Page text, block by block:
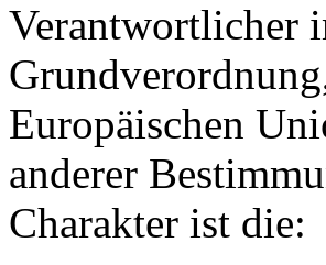
Verantwortlicher
Europäischen
anderer
Charakter ist die: